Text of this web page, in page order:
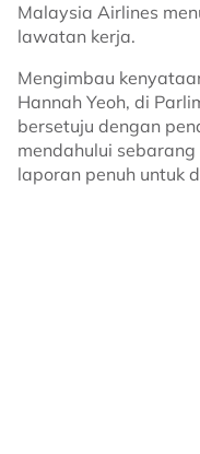
Malaysia Airlines
lawatan kerja.
Mengimbau
Hannah Yeoh, di
bersetuju dengan
mendahului
laporan penuh untuk